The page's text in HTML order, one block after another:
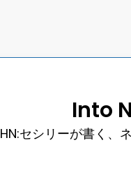
Into
HN:セシリーが書く、